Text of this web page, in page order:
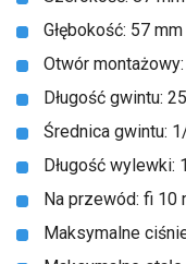
Głębokość: 57 mm
Otwór
Długość gwintu:
Średnica gwintu:
Długość wylewki:
Na przewód: fi 10
Maksymalne